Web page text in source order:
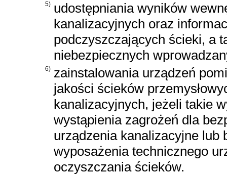
5) udostępniania wyników
kanalizacyjnych oraz
podczyszczających ścieki, a
niebezpiecznych
6) zainstalowania urządzeń
jakości ścieków
kanalizacyjnych, jeżeli takie
wystąpienia zagrożeń dla
urządzenia kanalizacyjne lub
wyposażenia technicznego
oczyszczania ścieków.